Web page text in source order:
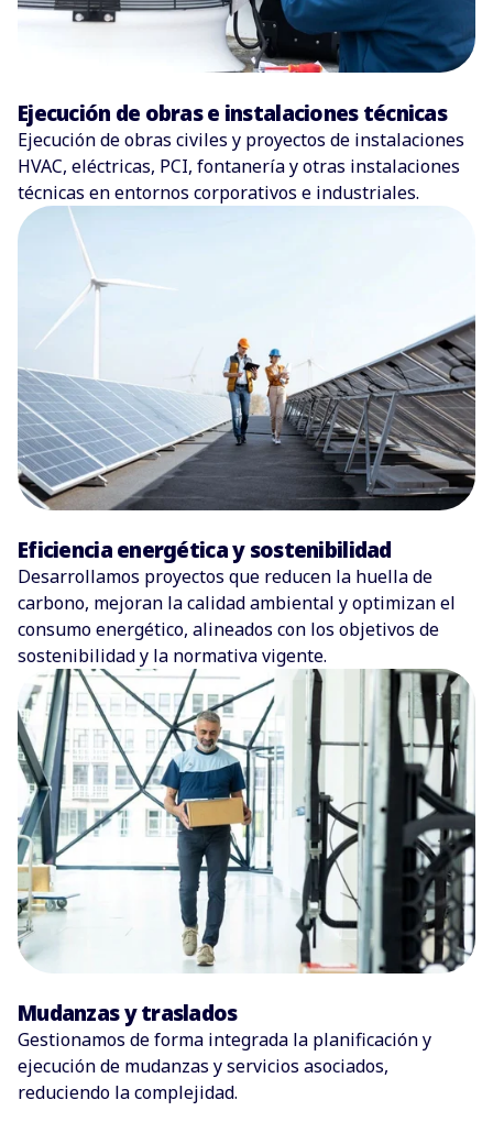
Ejecución de obras e instalaciones técnicas
Ejecución de obras civiles y proyectos de instalaciones
HVAC, eléctricas, PCI, fontanería y otras instalaciones
técnicas en entornos corporativos e industriales.
Eficiencia energética y sostenibilidad
Desarrollamos proyectos que reducen la huella de
carbono, mejoran la calidad ambiental y optimizan el
consumo energético, alineados con los objetivos de
sostenibilidad y la normativa vigente.
Mudanzas y traslados
Gestionamos de forma integrada la planificación y
ejecución de mudanzas y servicios asociados,
reduciendo la complejidad.